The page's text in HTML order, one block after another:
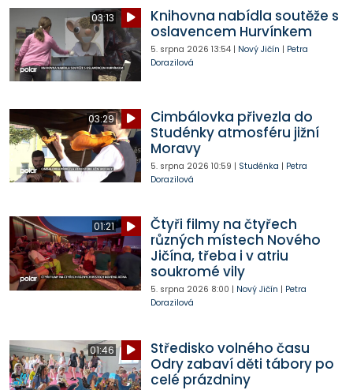
03:13
Knihovna nabídla soutěže s
oslavencem Hurvínkem
5. srpna 2026 13:54| Nový Jičín | Petra
Dorazilová
03:29
Cimbálovka přivezla do
Studénky atmosféru jižní
Moravy
5. srpna 2026 10:59 | Studénka | Petra
Dorazilová
01:21
Čtyři filmy na čtyřech
různých místech Nového
Jičína, třeba i v atriu
soukromé vily
5. srpna 2026 8:00 | Nový Jičín | Petra
Dorazilová
01:46
Středisko volného času
Odry zabaví děti tábory po
celé prázdniny